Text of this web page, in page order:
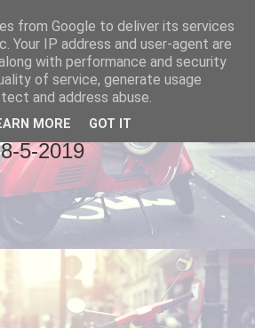
5-2019
from Google to deliver its services
Your IP address and user-agent are
with performance and security
of service, generate usage
and address abuse.
MORE GOT IT